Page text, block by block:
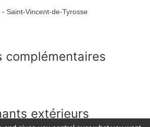
Saint-Vincent-de-Tyrosse
complémentaires
extérieurs